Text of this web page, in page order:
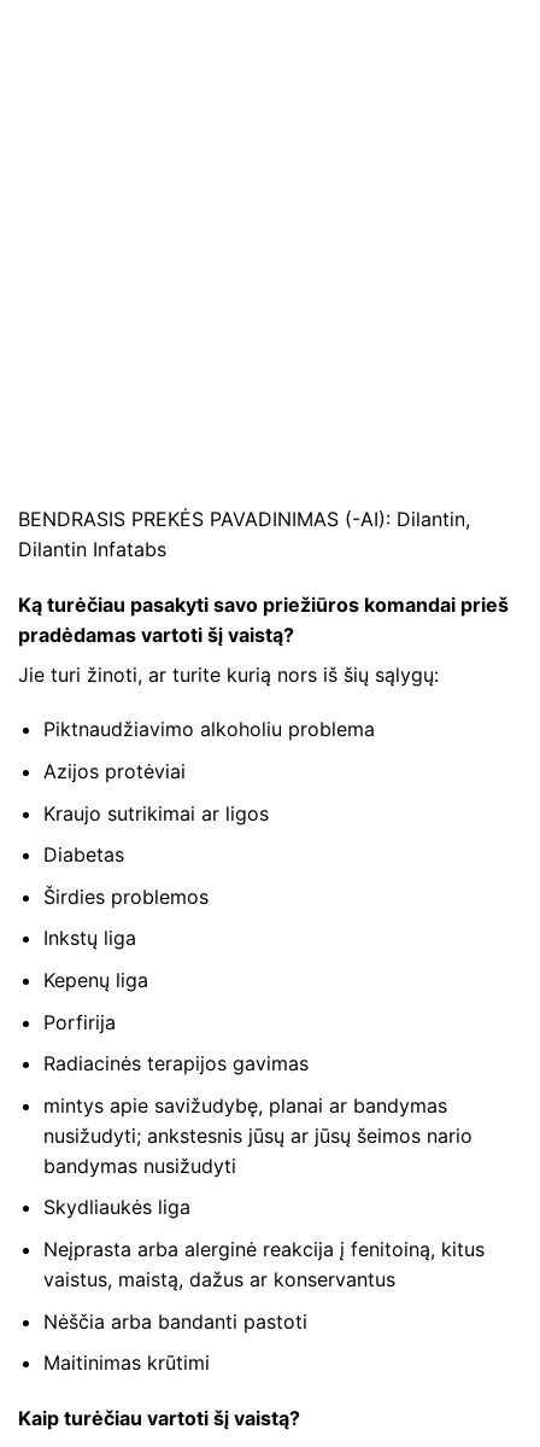
BENDRASIS PREKĖS PAVADINIMAS (-AI): Dilantin,
Dilantin Infatabs
Ką turėčiau pasakyti savo priežiūros komandai prieš
pradėdamas vartoti šį vaistą?
Jie turi žinoti, ar turite kurią nors iš šių sąlygų:
Piktnaudžiavimo alkoholiu problema
Azijos protėviai
Kraujo sutrikimai ar ligos
Diabetas
Širdies problemos
Inkstų liga
Kepenų liga
Porfirija
Radiacinės terapijos gavimas
mintys apie savižudybę, planai ar bandymas
nusižudyti; ankstesnis jūsų ar jūsų šeimos nario
bandymas nusižudyti
Skydliaukės liga
Neįprasta arba alerginė reakcija į fenitoiną, kitus
vaistus, maistą, dažus ar konservantus
Nėščia arba bandanti pastoti
Maitinimas krūtimi
Kaip turėčiau vartoti šį vaistą?